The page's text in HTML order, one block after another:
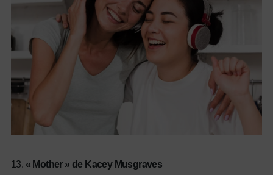
13. « Mother » de Kacey Musgraves